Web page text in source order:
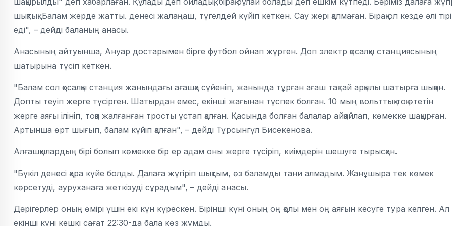
шықтық. Балам жерде жатты. денесі жалаңаш, түгелдей күйіп кеткен. Сау жері қалмаған. Бірақ ол кезде әлі тірі
еді", – дейді баланың анасы.
Анасының айтуынша, Ануар достарымен бірге футбол ойнап жүрген. Доп электр қосалқы станциясының
шатырына түсіп кеткен.
"Балам сол қосалқы станция жанындағы ағашқа сүйеніп, жанында тұрған ағаш тақтай арқылы шатырға шыққан.
Допты теуіп жерге түсірген. Шатырдан емес, екінші жағынан түспек болған. 10 мың вольттық тоқ өтетін
жерге аяғы ілініп, тоққа жалғанған тросты ұстап қалған. Қасында болған балалар айқайлап, көмекке шақырған.
Артынша өрт шығып, балам күйіп қалған", – дейді Тұрсынгүл Бисекенова.
Алғашқылардың бірі болып көмекке бір ер адам оны жерге түсіріп, киімдерін шешуге тырысқан.
"Бүкіл денесі қара күйе болды. Далаға жүгіріп шықтым, өз баламды тани алмадым. Жанұшыра тек көмек
көрсетуді, ауруханаға жеткізуді сұрадым", – дейді анасы.
Дәрігерлер оның өмірі үшін екі күн күрескен. Бірінші күні оның оң қолы мен оң аяғын кесуге тура келген. Ал
екінші күні кешкі сағат 22:30-да бала көз жұмды.